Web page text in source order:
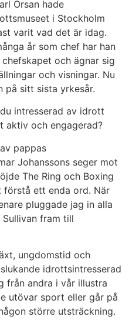
Örsan hade
i Stockholm
varit vad det är idag.
år som chef har han
chefskapet och ägnar sig
och visningar. Nu
på sitt sista yrkesår.
intresserad av idrott
aktiv och engagerad?
pappas
Johanssons seger mot
The Ring och Boxing
ett enda ord. När
pluggade jag in alla
fram till
ungdomstid och
idrottsintresserad
från andra i vår illustra
utövar sport eller går på
större utsträckning.